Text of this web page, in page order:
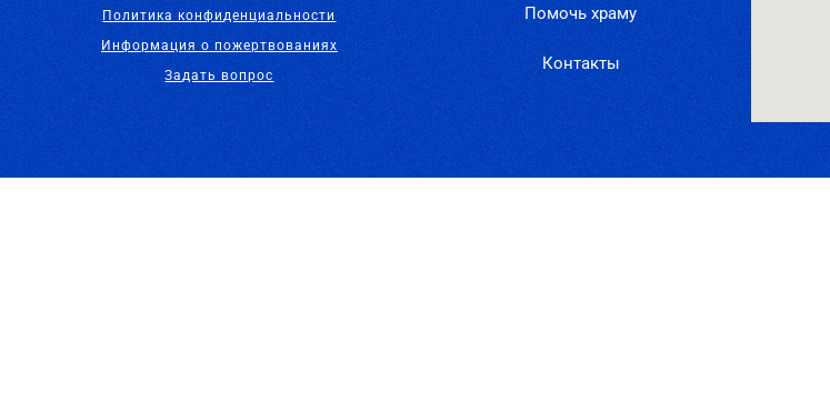
Политика конфиденциальности
Информация о пожертвованиях
Задать вопрос
Помочь храму
Контакты